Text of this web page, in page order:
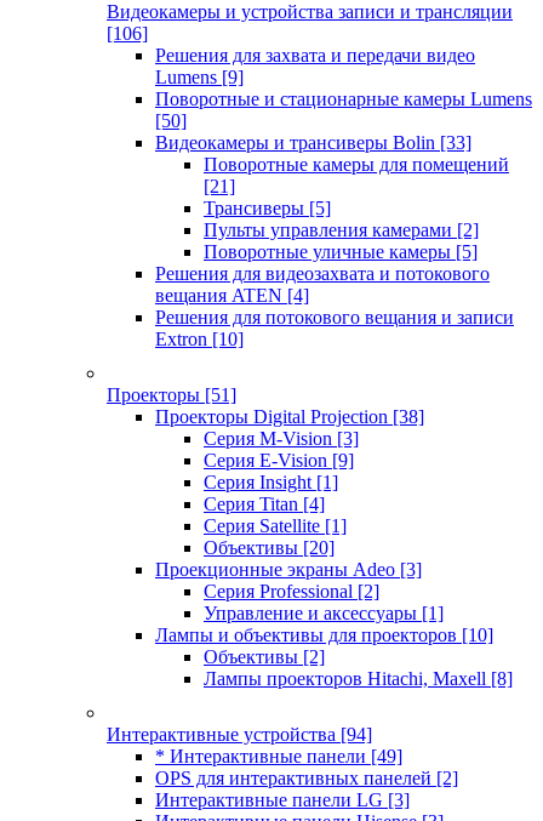
Видеокамеры и устройства записи и трансляции
[106]
Решения для захвата и передачи видео
Lumens [9]
Поворотные и стационарные камеры Lumens
[50]
Видеокамеры и трансиверы Bolin [33]
Поворотные камеры для помещений
[21]
Трансиверы [5]
Пульты управления камерами [2]
Поворотные уличные камеры [5]
Решения для видеозахвата и потокового
вещания ATEN [4]
Решения для потокового вещания и записи
Extron [10]
Проекторы [51]
Проекторы Digital Projection [38]
Серия M-Vision [3]
Серия E-Vision [9]
Серия Insight [1]
Серия Titan [4]
Серия Satellite [1]
Объективы [20]
Проекционные экраны Adeo [3]
Серия Professional [2]
Управление и аксессуары [1]
Лампы и объективы для проекторов [10]
Объективы [2]
Лампы проекторов Hitachi, Maxell [8]
Интерактивные устройства [94]
* Интерактивные панели [49]
OPS для интерактивных панелей [2]
Интерактивные панели LG [3]